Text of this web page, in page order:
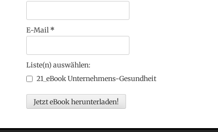
E-Mail *
Liste(n) auswählen:
21_eBook Unternehmens-Gesundheit